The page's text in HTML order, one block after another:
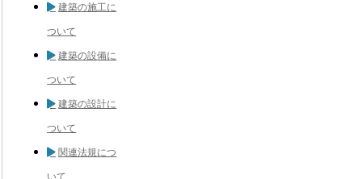
建築の施工に
ついて
建築の設備に
ついて
建築の設計に
ついて
関連法規につ
いて